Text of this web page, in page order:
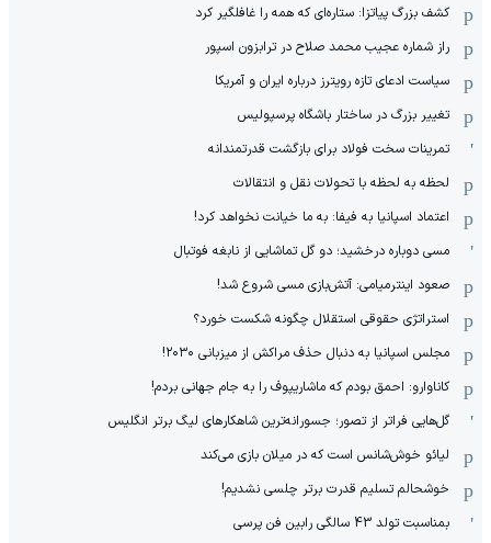
کشف بزرگ پیاتزا: ستاره‌ای که همه را غافلگیر کرد
راز شماره عجیب محمد صلاح در ترابزون اسپور
سیاست ادعای تازه رویترز درباره ایران و آمریکا
تغییر بزرگ در ساختار باشگاه پرسپولیس
تمرینات سخت فولاد برای بازگشت قدرتمندانه
لحظه به لحظه با تحولات نقل و انتقالات
اعتماد اسپانیا به فیفا: به ما خیانت نخواهد کرد!
مسی دوباره درخشید؛ دو گل تماشایی از نابغه فوتبال
صعود اینترمیامی: آتش‌بازی مسی شروع شد!
استراتژی حقوقی استقلال چگونه شکست خورد؟
مجلس اسپانیا به دنبال حذف مراکش از میزبانی ۲۰۳۰!
کاناوارو: احمق بودم که ماشاریپوف را به جام جهانی بردم!
گل‌هایی فراتر از تصور؛ جسورانه‌ترین شاهکارهای لیگ برتر انگلیس
لیائو خوش‌شانس است که در میلان بازی می‌کند
خوشحالم تسلیم قدرت برتر چلسی نشدیم!
بمناسبت تولد 43 سالگی رابین فن پرسی